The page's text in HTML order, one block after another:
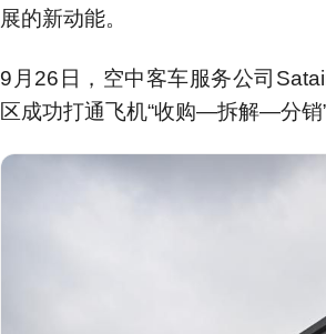
展的新动能。
9月26日，空中客车服务公司
区成功打通飞机“收购—拆解—分销